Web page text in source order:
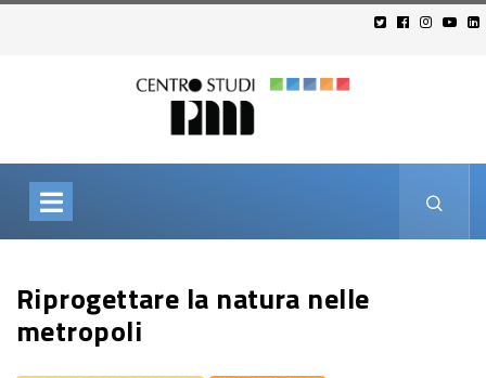
Riprogettare la natura nelle
metropoli